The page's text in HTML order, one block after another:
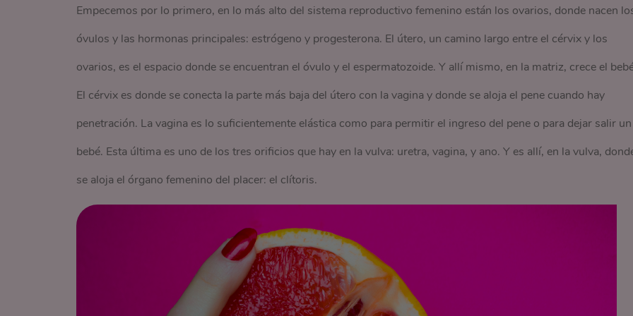
Empecemos por lo primero, en lo más alto del sistema reproductivo femenino están los ovarios, donde nacen
óvulos y las hormonas principales: estrógeno y progesterona. El útero, un camino largo entre el cérvix y los
ovarios, es el espacio donde se encuentran el óvulo y el espermatozoide. Y allí mismo, en la matriz, crece el
El cérvix es donde se conecta la parte más baja del útero con la vagina y donde se aloja el pene cuando hay
penetración. La vagina es lo suficientemente elástica como para permitir el ingreso del pene o para dejar salir un
bebé. Esta última es uno de los tres orificios que hay en la vulva: uretra, vagina, y ano. Y es allí, en la vulva,
se aloja el órgano femenino del placer: el clítoris.